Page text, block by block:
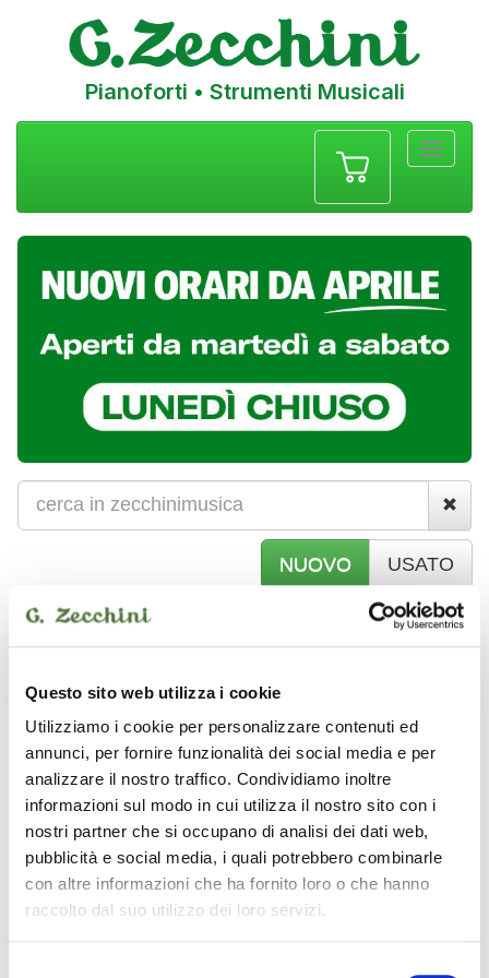
Questo sito web utilizza i cookie
Utilizziamo i cookie per personalizzare contenuti ed
annunci, per fornire funzionalità dei social media e per
analizzare il nostro traffico. Condividiamo inoltre
informazioni sul modo in cui utilizza il nostro sito con i
nostri partner che si occupano di analisi dei dati web,
pubblicità e social media, i quali potrebbero combinarle
con altre informazioni che ha fornito loro o che hanno
raccolto dal suo utilizzo dei loro servizi.
Pianoforti • Strumenti Musicali
NUOVO USATO
TASTIERE - PIANOFORTI DIGITALI -
RESTAND